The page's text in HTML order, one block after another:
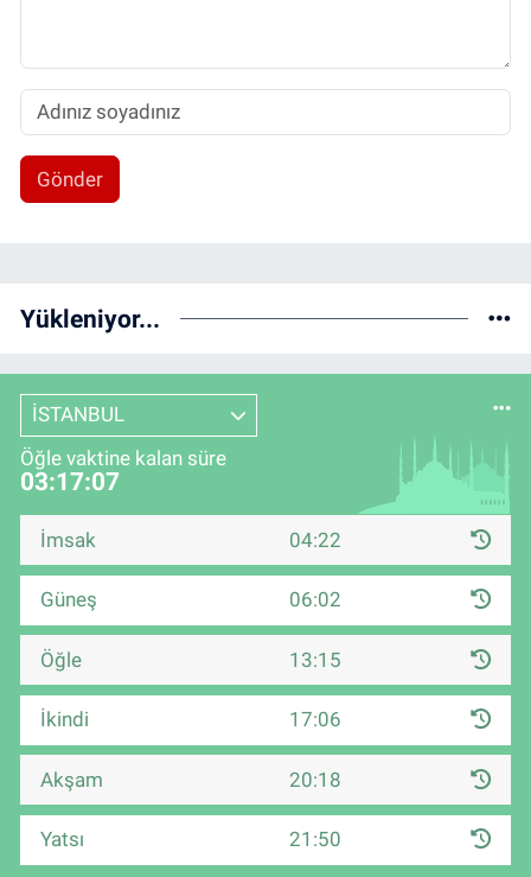
Gönder
Yükleniyor...
İSTANBUL
Öğle vaktine kalan süre
03:17:06
İmsak 04:22
Güneş 06:02
Öğle 13:15
İkindi 17:06
Akşam 20:18
Yatsı 21:50